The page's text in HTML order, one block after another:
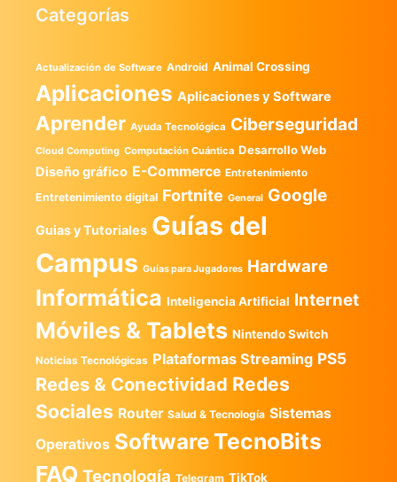
Categorías
Actualización de Software Android Animal Crossing
Aplicaciones Aplicaciones y Software
Aprender Ayuda Tecnológica Ciberseguridad
Cloud Computing Computación Cuántica Desarrollo Web
Diseño gráfico E-Commerce Entretenimiento
Entretenimiento digital Fortnite General Google
Guias y Tutoriales Guías del
Campus Guías para Jugadores Hardware
Informática Inteligencia Artificial Internet
Móviles & Tablets Nintendo Switch
Noticias Tecnológicas Plataformas Streaming PS5
Redes & Conectividad Redes
Sociales Router Salud & Tecnología Sistemas
Operativos SoftwareTecnoBits
FAQ Tecnología Telegram TikTok